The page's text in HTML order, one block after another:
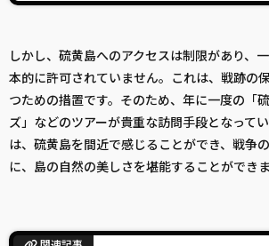
しかし、硫黄島へのアクセスは制限があり、
本的に許可されていません。これは、戦跡の
つための措置です。そのため、年に一度の「
ズ」などのツアーが貴重な訪問手段となって
は、硫黄島を間近で感じることができ、戦争
に、島の自然の美しさを堪能することができま